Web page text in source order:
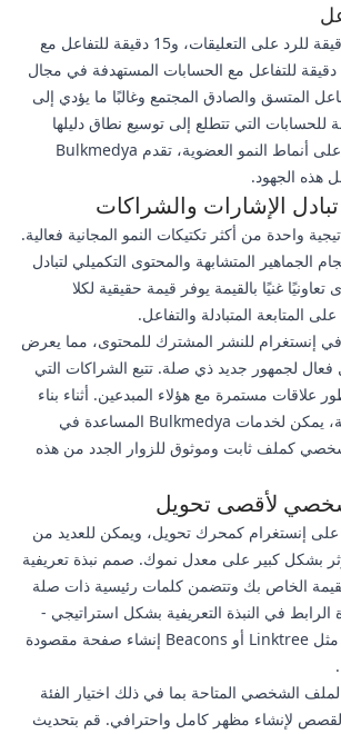
طور روتينًا يوميًا: 15 دقيقة للرد على التعليقات، و15 دقيقة للتفاعل مع
محتوى المتابعين، و15 دقيقة للتفاعل مع الحسابات المستهدفة في مجال
المتسق والصادق المجتمع وغالبًا ما يؤدي إلى
للحسابات التي تتطلع إلى توسيع نطاق دليلها
الاجتماعي مع الحفاظ على أنماط النمو العضوية، تقدم Bulkmedya
هذه الجهود.
الإشارات والشراكات
واحدة من أكثر تكتيكات النمو المجانية فعالية.
الجماهير المتشابهة والمحتوى التكميلي لتبادل
غنيًا بالقيمة يوفر قيمة حقيقية لكلا
المتابعة المتبادلة والتفاعل.
إنستغرام للنشر المشترك للمحتوى، مما يعرض
لجمهور جديد ذي صلة. تتبع الشراكات التي
علاقات مستمرة مع هؤلاء المبدعين. أثناء بناء
هذه الشراكات العضوية، يمكن لخدمات Bulkmedya المساعدة في
كملف ثابت وموثوق للزوار الجدد من هذه
لأقصى تحويل
إنستغرام كمحرك تحويل، ويمكن للعديد من
بشكل كبير على معدل نموك. صمم نبذة تعريفية
الخاص بك وتتضمن كلمات رئيسية ذات صلة
الرابط في النبذة التعريفية بشكل استراتيجي -
تتيح الخيارات المجانية مثل Linktree أو Beacons إنشاء صفحة مقصودة
الشخصي المتاحة بما في ذلك اختيار الفئة
القصص لإنشاء مظهر كامل واحترافي. قم بتحديث